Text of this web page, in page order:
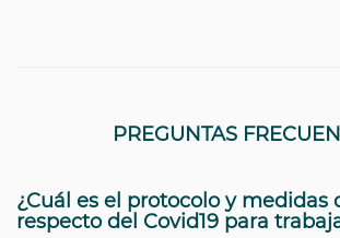
PREGUNTAS
¿Cuál es el protocolo y medidas
respecto del Covid19 para